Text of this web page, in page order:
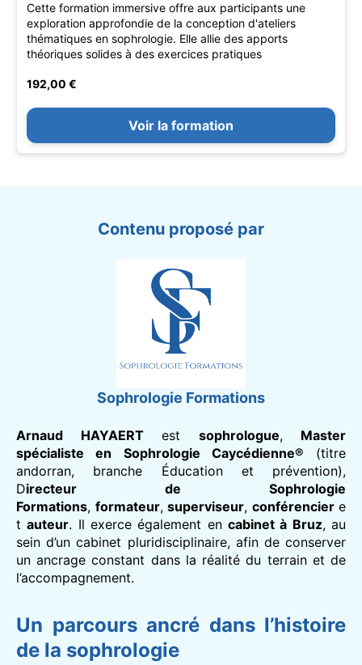
Cette formation immersive offre aux participants une
exploration approfondie de la conception d'ateliers
thématiques en sophrologie. Elle allie des apports
théoriques solides à des exercices pratiques
192,00 €
Voir la formation
Contenu proposé par
Sophrologie Formations
Arnaud HAYAERTest sophrologue, Master
spécialiste en Sophrologie Caycédienne® (titre
andorran, branche Éducation et prévention),
Directeur de Sophrologie
Formations, formateur, superviseur, conférenciere
tauteur. Il exerce également encabinet à Bruz, au
sein d’un cabinet pluridisciplinaire, afin de conserver
un ancrage constant dans la réalité du terrain et de
l’accompagnement.
Un parcours ancré dans l’histoire
de la sophrologie